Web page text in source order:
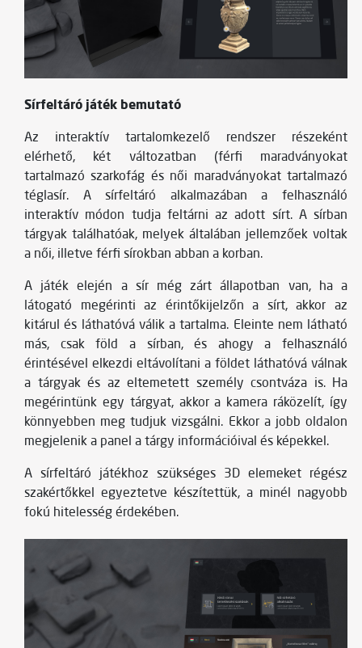
Sírfeltáró játék bemutató
Az interaktív tartalomkezelő rendszer részeként
elérhető, két változatban (férfi maradványokat
tartalmazó szarkofág és női maradványokat tartalmazó
téglasír. A sírfeltáró alkalmazában a felhasználó
interaktív módon tudja feltárni az adott sírt. A sírban
tárgyak találhatóak, melyek általában jellemzőek voltak
a női, illetve férfi sírokban abban a korban.
A játék elején a sír még zárt állapotban van, ha a
látogató megérinti az érintőkijelzőn a sírt, akkor az
kitárul és láthatóvá válik a tartalma. Eleinte nem látható
más, csak föld a sírban, és ahogy a felhasználó
érintésével elkezdi eltávolítani a földet láthatóvá válnak
a tárgyak és az eltemetett személy csontváza is. Ha
megérintünk egy tárgyat, akkor a kamera ráközelít, így
könnyebben meg tudjuk vizsgálni. Ekkor a jobb oldalon
megjelenik a panel a tárgy információival és képekkel.
A sírfeltáró játékhoz szükséges 3D elemeket régész
szakértőkkel egyeztetve készítettük, a minél nagyobb
fokú hitelesség érdekében.